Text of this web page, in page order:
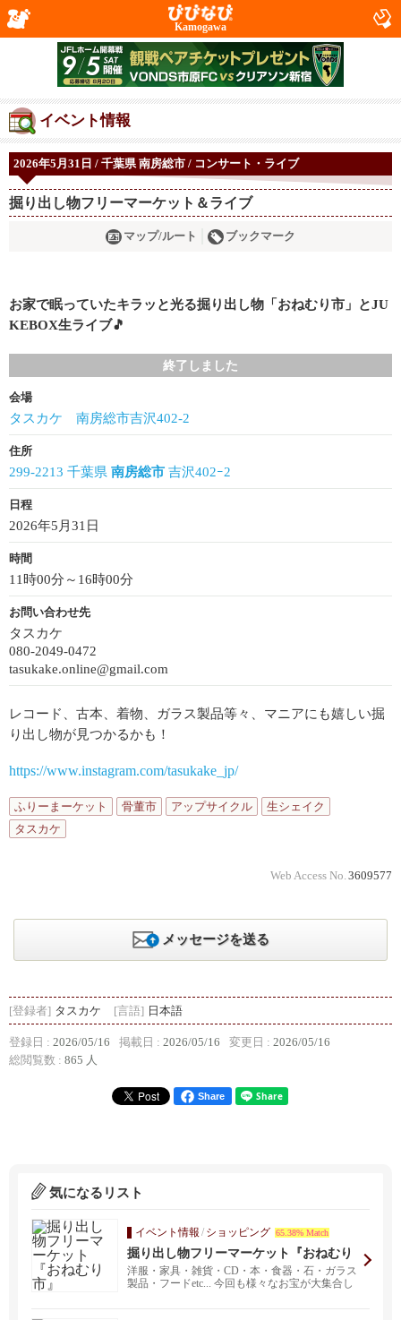
Kamogawa
イベント情報
2026年5月31日 / 千葉県 南房総市 / コンサート・ライブ
掘り出し物フリーマーケット＆ライブ
マップ/ルート ブックマーク
お家で眠っていたキラッと光る掘り出し物「おねむり市」とJU
KEBOX生ライブ🎵
終了しました
会場
タスカケ 南房総市吉沢402-2
住所
299-2213 千葉県 南房総市 吉沢402ｰ2
日程
2026年5月31日
時間
11時00分～16時00分
お問い合わせ先
タスカケ
080-2049-0472
tasukake.online@gmail.com
レコード、古本、着物、ガラス製品等々、マニアにも嬉しい掘
り出し物が見つかるかも！
https://www.instagram.com/tasukake_jp/
ふりーまーケット 骨董市 アップサイクル
生シェイク
タスカケ
Web Access No. 3609577
メッセージを送る
[登録者] タスカケ [言語] 日本語
登録日 : 2026/05/16 掲載日 : 2026/05/16 変更日 : 2026/05/16
総閲覧数 : 865 人
Share
気になるリスト
イベント情報 / ショッピング 65.38% Match
掘り出し物フリーマーケット『おねむり
市』
洋服・家具・雑貨・CD・本・食器・石・ガラス
製品・フードetc... 今回も様々なお宝が大集合し